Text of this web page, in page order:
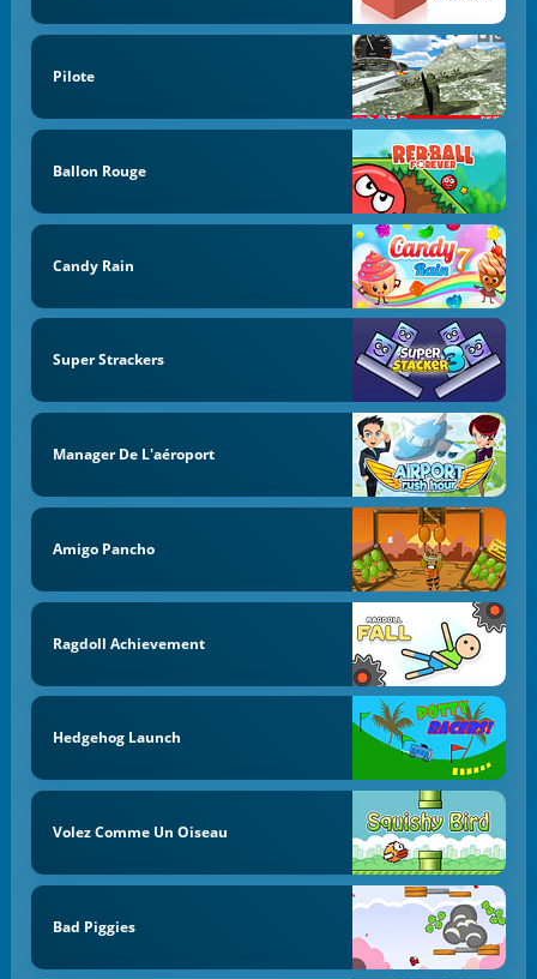
Pilote
Ballon Rouge
Candy Rain
Super Strackers
Manager De L'aéroport
Amigo Pancho
Ragdoll Achievement
Hedgehog Launch
Volez Comme Un Oiseau
Bad Piggies